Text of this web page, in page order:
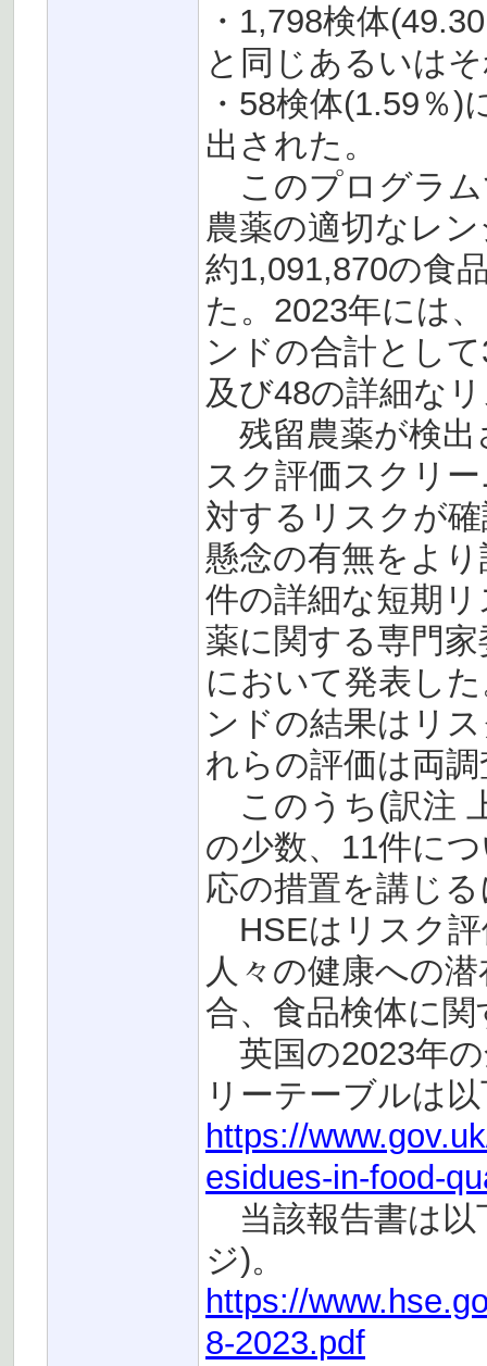
・1,798検体
と同じあるいは
・58検体(1.59％
出された。
このプログラム
農薬の適切なレ
約1,091,870の食
た。2023年には
ンドの合計とし
及び48の詳細な
残留農薬が検出
スク評価スクリ
対するリスクが
懸念の有無をよ
件の詳細な短期
薬に関する専門
において発表し
ンドの結果はリ
れらの評価は両
このうち(訳注
の少数、11件に
応の措置を講じ
HSEはリスク評
人々の健康への
合、食品検体に
英国の2023年
リーテーブルは
https://
esidues-in-food-
当該報告書は以
ジ)。
https://
8-2023.pdf